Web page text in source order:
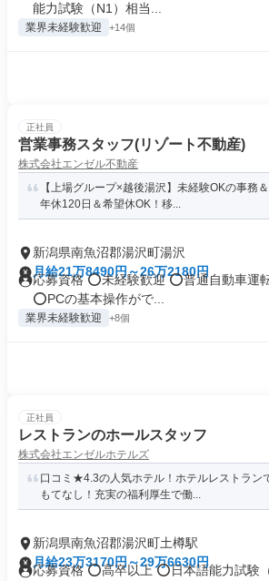
能力試験（N1）相当...
業界未経験歓迎 +14個
正社員
営業事務スタッフ(リゾート不動産)
株式会社エンゼル不動産
【上場グループ×越後湯沢】未経験OKの事務
年休120日＆希望休OK！移...
新潟県南魚沼郡湯沢町湯沢
月給21万8490円～26万2180円
応募資格 ⭕️未経験歓迎 ⭕️普通自動車運
⭕️PCの基本操作がで...
業界未経験歓迎 +8個
正社員
レストランのホールスタッフ
株式会社エンゼルホテルズ
口コミ★4.3の人気ホテル！ホテルレストラン
もてなし！充実の福利厚生で働...
新潟県南魚沼郡湯沢町土樽駅
月給23万3170円～29万6630円
応募資格 ⭕️高卒以上 ⭕️日本語能力試験